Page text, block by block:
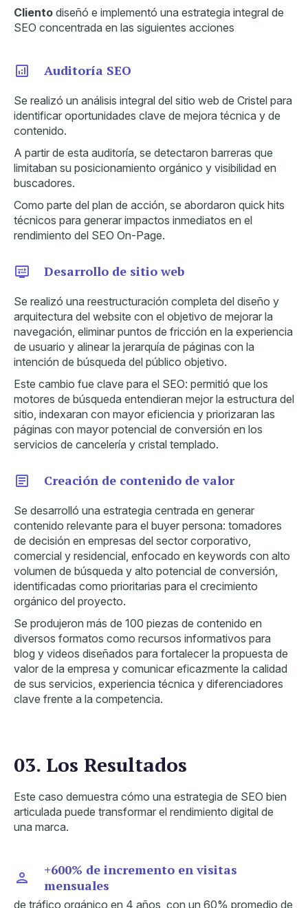
Cliento diseñó e implementó una estrategia integral de
SEO concentrada en las siguientes acciones
Auditoría SEO
Se realizó un análisis integral del sitio web de Cristel para
identificar oportunidades clave de mejora técnica y de
contenido.
A partir de esta auditoría, se detectaron barreras que
limitaban su posicionamiento orgánico y visibilidad en
buscadores.
Como parte del plan de acción, se abordaron quick hits
técnicos para generar impactos inmediatos en el
rendimiento del SEO On-Page.
Desarrollo de sitio web
Se realizó una reestructuración completa del diseño y
arquitectura del website con el objetivo de mejorar la
navegación, eliminar puntos de fricción en la experiencia
de usuario y alinear la jerarquía de páginas con la
intención de búsqueda del público objetivo.
Este cambio fue clave para el SEO: permitió que los
motores de búsqueda entendieran mejor la estructura del
sitio, indexaran con mayor eficiencia y priorizaran las
páginas con mayor potencial de conversión en los
servicios de cancelería y cristal templado.
Creación de contenido de valor
Se desarrolló una estrategia centrada en generar
contenido relevante para el buyer persona: tomadores
de decisión en empresas del sector corporativo,
comercial y residencial, enfocado en keywords con alto
volumen de búsqueda y alto potencial de conversión,
identificadas como prioritarias para el crecimiento
orgánico del proyecto.
Se produjeron más de 100 piezas de contenido en
diversos formatos como recursos informativos para
blog y videos diseñados para fortalecer la propuesta de
valor de la empresa y comunicar eficazmente la calidad
de sus servicios, experiencia técnica y diferenciadores
clave frente a la competencia.
03. Los Resultados
Este caso demuestra cómo una estrategia de SEO bien
articulada puede transformar el rendimiento digital de
una marca.
+600% de incremento en visitas
mensuales
de tráfico orgánico en 4 años, con un 60% promedio de